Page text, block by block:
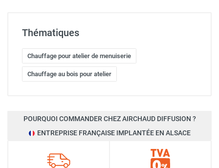
Thématiques
Chauffage pour atelier de menuiserie
Chauffage au bois pour atelier
POURQUOI COMMANDER CHEZ AIRCHAUD DIFFUSION ?
ENTREPRISE FRANÇAISE IMPLANTÉE EN ALSACE